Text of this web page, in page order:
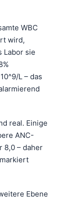
WBC
wird,
Labor sie
L – das
real. Einige
ANC-
8,0 – daher
Ebene